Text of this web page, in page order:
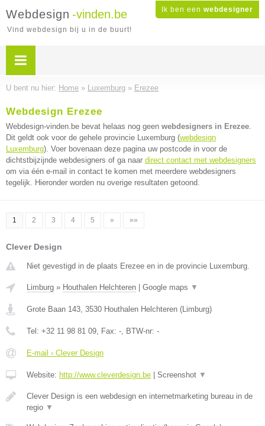
Ik ben een webdesigner
Webdesign -vinden.be
Vind webdesign bij u in de buurt!
U bent nu hier: Home » Luxemburg » Erezee
Webdesign Erezee
Webdesign-vinden.be bevat helaas nog geen webdesigners in Erezee.
Dit geldt ook voor de gehele provincie Luxemburg (webdesign
Luxemburg). Voer bovenaan deze pagina uw postcode in voor de
dichtstbijzijnde webdesigners of ga naar direct contact met webdesigners
om via één e-mail in contact te komen met meerdere webdesigners
tegelijk. Hieronder worden nu overige resultaten getoond.
1 2 3 4 5 » »»
Clever Design
Niet gevestigd in de plaats Erezee en in de provincie Luxemburg.
Limburg » Houthalen Helchteren Google maps ▼
Grote Baan 143, 3530 Houthalen Helchteren (Limburg)
Tel: +32 11 98 81 09, Fax: -, BTW-nr: -
E-mail › Clever Design
Website: http://www.cleverdesign.be Screenshot ▼
Clever Design is een webdesign en internetmarketing bureau in de
regio ▼